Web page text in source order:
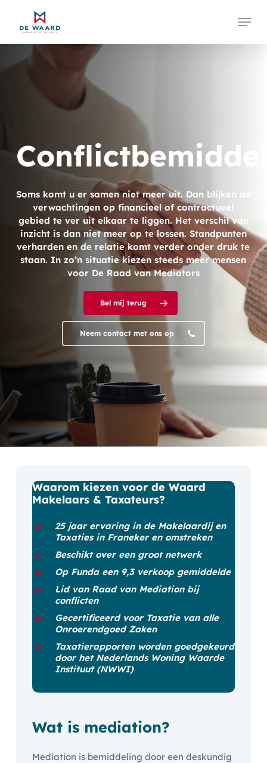
main
content
Menu
Soms komt u er samen niet meer uit. Dan blijken de
verwachtingen op financieel of contractueel
gebied te ver uit elkaar te liggen. Het verschil van
inzicht is dan niet meer op te lossen. Standpunten
verharden en de relatie komt verder onder druk te
staan. In zo’n situatie kiezen steeds meer mensen
voor De Raad van Mediators
Bel mij terug
Neem contact met ons op
Wat is mediation?
Mediation is bemiddeling door een deskundig
Waarom kiezen voor de Waard
Makelaars & Taxateurs?
25 jaar ervaring in de Makelaardij en
Taxaties in Franeker en omstreken
Beschikt over een groot netwerk
Op Funda een 9,3 verkoop gemiddelde
Lid van Raad van Mediation bij
conflicten
Gecertificeerd voor Taxatie van alle
Onroerendgoed Zaken
Taxatierapporten worden goedgekeurd
door het Nederlands Woning Waarde
Instituut (NWWI)